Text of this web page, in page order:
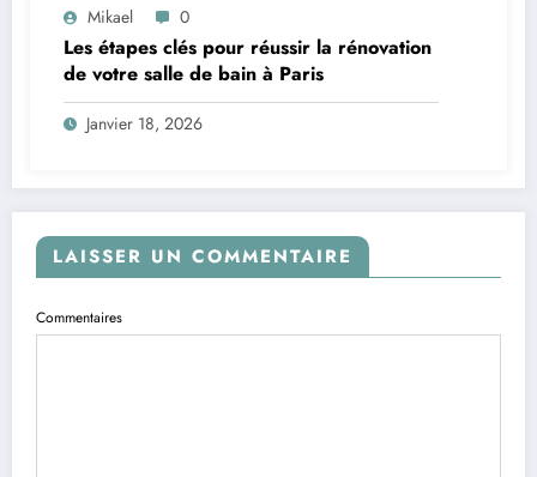
Mikael 0
Les étapes clés pour réussir la rénovation
de votre salle de bain à Paris
Janvier 18, 2026
LAISSER UN COMMENTAIRE
Commentaires